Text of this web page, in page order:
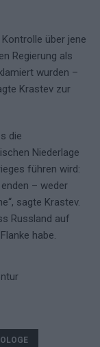
über jene
Regierung als
wurden –
Krastev zur
die
Niederlage
führen wird:
– weder
sagte Krastev.
Russland auf
habe.